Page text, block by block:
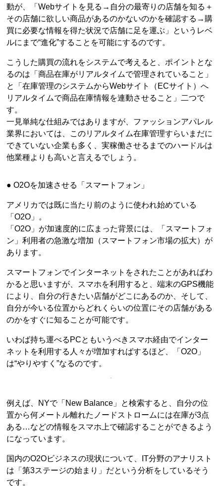
動が、「Webサイトを見る→自分の最寄りの店舗を知る＋
その店舗に欲しい商品があるのかないのかを確認する→購
買に必要な情報を得た状況で店舗に足を運ぶ」というレベ
ルにまで“進化”することを可能にするのです。
こうした購買の流れをシステムで考えると、ポイントとな
るのは「商品在庫がリアルタイムで管理されていること」
と「在庫管理のシステムからWebサイト（ECサイト）へ
リアルタイムで商品在庫情報を連動させること」二つで
す。
一見単純な仕組みではありますが、ファッションアパレル
業界においては、このリアルタイム在庫管理すらいまだに
できていない企業も多く、実稼働させるまでのハードルは
他業種よりも高いと言えるでしょう。
● O2Oを加速させる「スマートフォン」
アメリカでは既に当たり前のように使われ始めている
「O2O」。
「O2O」が加速度的に広まった背景には、「スマートフォ
ン」利用者の急激な増加（スマートフォン市場の拡大）が
あります。
スマートフォンでインターネットをされたことがあればわ
かると思いますが、スマホを利用すると、端末のGPS機能
により、自分の行きたい店舗がどこにあるのか、そして、
自分が今いる位置からどれくらいの位置にその店舗がある
のかをすぐに知ることが可能です。
いわば持ち運べるPCともいうべきスマホ経由でインター
ネットを利用する人々が増加すればするほど、「O2O」
は“やりやすく”なるのです。
例えば、NYで「New Balance」と検索すると、自分の位
置から何メートル離れたノードストロームには在庫が3点
ある…などの情報をスマホ上で確認することができるよう
になっています。
国内のO2Oビジネスの現状について、IT分野のアナリスト
は「第3ステージの始まり」だという分析をしているそう
です。